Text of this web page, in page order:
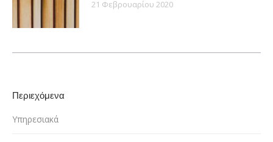
21 Φεβρουαρίου 2020
Περιεχόμενα
Υπηρεσιακά